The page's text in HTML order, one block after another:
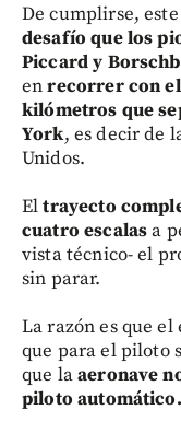
De cumplirse,
desafío que los
Piccard y
enrecorrer con
kilómetros que
York, es decir de
Unidos.
Eltrayecto
cuatro escalasa
vista técnico- el
sin parar.
La razón es que
que para el piloto
que laaeronave
piloto automático.